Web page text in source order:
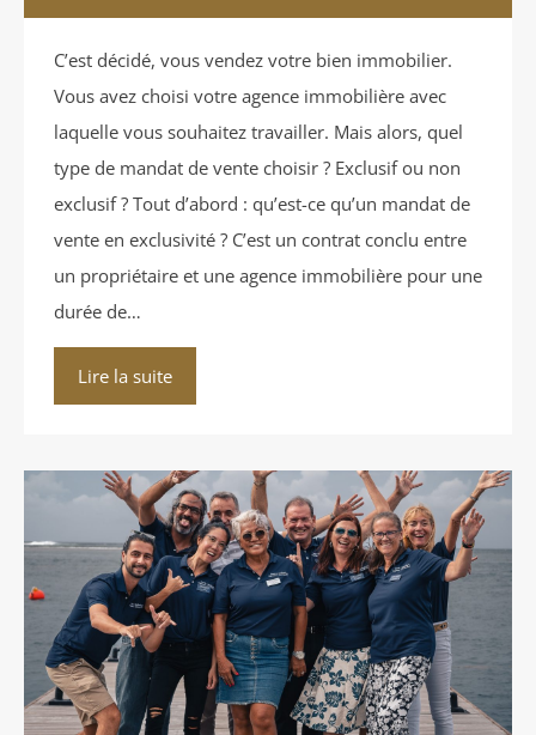
C’est décidé, vous vendez votre bien immobilier.
Vous avez choisi votre agence immobilière avec
laquelle vous souhaitez travailler. Mais alors, quel
type de mandat de vente choisir ? Exclusif ou non
exclusif ? Tout d’abord : qu’est-ce qu’un mandat de
vente en exclusivité ? C’est un contrat conclu entre
un propriétaire et une agence immobilière pour une
durée de…
Lire la suite